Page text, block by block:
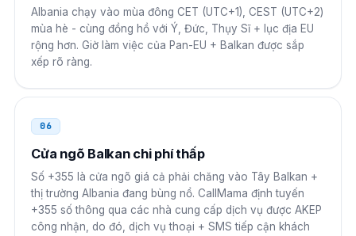
00 355 N NNN NNNN
Albania chạy vào mùa đông CET (UTC+1), CEST (UTC+2)
mùa hè - cùng đồng hồ với Ý, Đức, Thụy Sĩ + lục địa EU
rộng hơn. Giờ làm việc của Pan-EU + Balkan được sắp
xếp rõ ràng.
06
Cửa ngõ Balkan chi phí thấp
Số +355 là cửa ngõ giá cả phải chăng vào Tây Balkan +
thị trường Albania đang bùng nổ. CallMama định tuyến
+355 số thông qua các nhà cung cấp dịch vụ được AKEP
công nhận, do đó, dịch vụ thoại + SMS tiếp cận khách